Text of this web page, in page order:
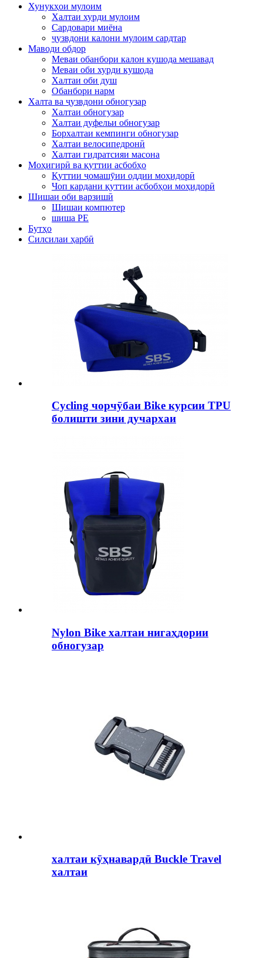
Хунукҳои мулоим
Халтаи хурди мулоим
Сардовари миёна
ҷузвдони калони мулоим сардтар
Маводи обдор
Меваи обанбори калон кушода мешавад
Меваи оби хурди кушода
Халтаи оби душ
Обанбори нарм
Халта ва ҷузвдони обногузар
Халтаи обногузар
Халтаи дуфельи обногузар
Борхалтаи кемпинги обногузар
Халтаи велосипедронӣ
Халтаи гидратсияи масона
Моҳигирӣ ва қуттии асбобҳо
Қуттии ҷомашӯии оддии моҳидорӣ
Чоп кардани қуттии асбобҳои моҳидорӣ
Шишаи оби варзишӣ
Шишаи компютер
шиша PE
Бутҳо
Силсилаи ҳарбӣ
Cycling чорчӯбаи Bike курсии TPU
болишти зини дучархаи
Nylon Bike халтаи нигаҳдории
обногузар
халтаи кӯҳнавардӣ Buckle Travel
халтаи